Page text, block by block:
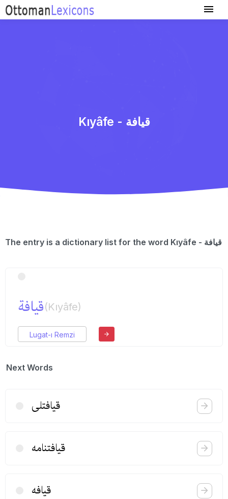
Kıyâfe - قیافة
The entry is a dictionary list for the word Kıyâfe - قیافة
قیافة(Kıyâfe)
Lugat-ı Remzi
Next Words
قیافتلی
قیافتنامه
قیافه